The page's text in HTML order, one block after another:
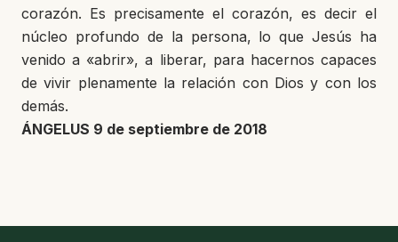
corazón. Es precisamente el corazón, es decir el
núcleo profundo de la persona, lo que Jesús ha
venido a «abrir», a liberar, para hacernos capaces
de vivir plenamente la relación con Dios y con los
demás.
ÁNGELUS 9 de septiembre de 2018